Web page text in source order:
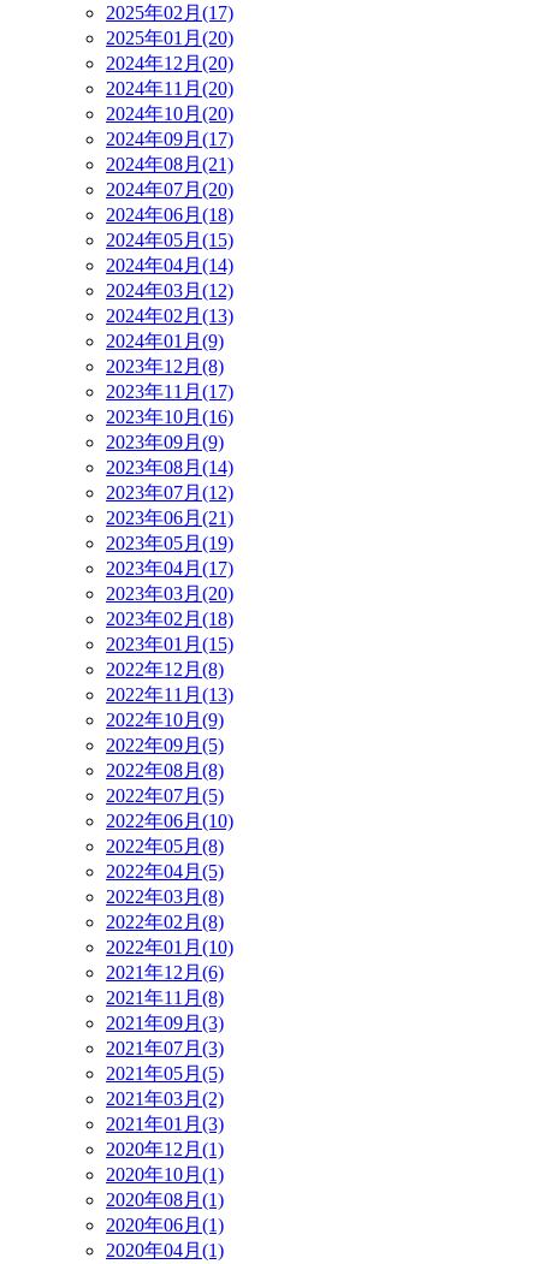
2025年02月(17)
2025年01月(20)
2024年12月(20)
2024年11月(20)
2024年10月(20)
2024年09月(17)
2024年08月(21)
2024年07月(20)
2024年06月(18)
2024年05月(15)
2024年04月(14)
2024年03月(12)
2024年02月(13)
2024年01月(9)
2023年12月(8)
2023年11月(17)
2023年10月(16)
2023年09月(9)
2023年08月(14)
2023年07月(12)
2023年06月(21)
2023年05月(19)
2023年04月(17)
2023年03月(20)
2023年02月(18)
2023年01月(15)
2022年12月(8)
2022年11月(13)
2022年10月(9)
2022年09月(5)
2022年08月(8)
2022年07月(5)
2022年06月(10)
2022年05月(8)
2022年04月(5)
2022年03月(8)
2022年02月(8)
2022年01月(10)
2021年12月(6)
2021年11月(8)
2021年09月(3)
2021年07月(3)
2021年05月(5)
2021年03月(2)
2021年01月(3)
2020年12月(1)
2020年10月(1)
2020年08月(1)
2020年06月(1)
2020年04月(1)